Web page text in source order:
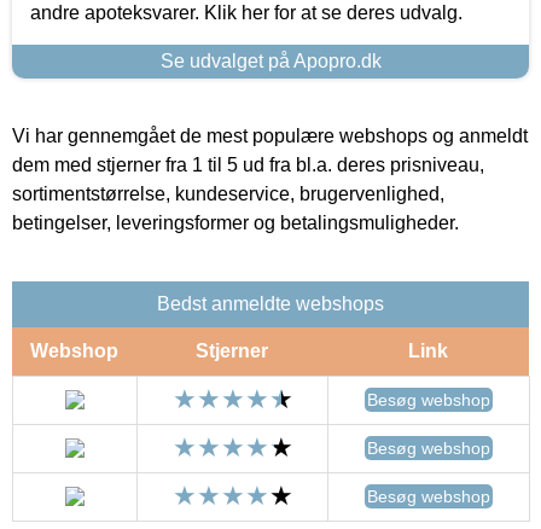
andre apoteksvarer. Klik her for at se deres udvalg.
Se udvalget på Apopro.dk
Vi har gennemgået de mest populære webshops og anmeldt
dem med stjerner fra 1 til 5 ud fra bl.a. deres prisniveau,
sortimentstørrelse, kundeservice, brugervenlighed,
betingelser, leveringsformer og betalingsmuligheder.
Bedst anmeldte webshops
Webshop Stjerner Link
Besøg webshop
Besøg webshop
Besøg webshop